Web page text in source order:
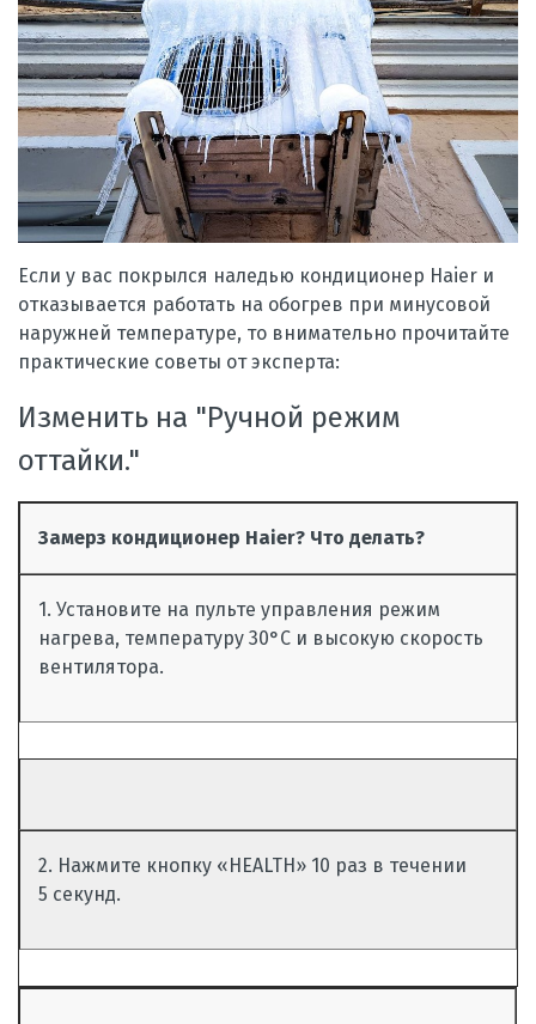
Если у вас покрылся наледью кондиционер Haier и
отказывается работать на обогрев при минусовой
наружней температуре, то внимательно прочитайте
практические советы от эксперта:
Изменить на "Ручной режим
оттайки."
Замерз кондиционер Haier? Что делать?
1. Установите на пульте управления режим
нагрева, температуру 30°C и высокую скорость
вентилятора.
2. Нажмите кнопку «HEALTH» 10 раз в течении
5 секунд.